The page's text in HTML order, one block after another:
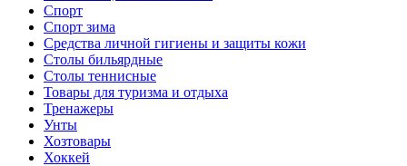
Спорт
Спорт зима
Средства личной гигиены и защиты кожи
Столы бильярдные
Столы теннисные
Товары для туризма и отдыха
Тренажеры
Унты
Хозтовары
Хоккей